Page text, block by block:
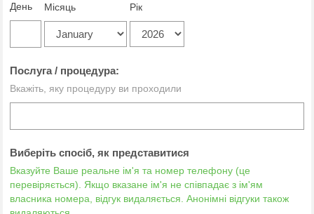
День Місяць Рік
Послуга / процедура:
Вкажіть, яку процедуру ви проходили
Виберіть спосіб, як представитися
Вказуйте Ваше реальне ім'я та номер телефону (це
перевіряється). Якщо вказане ім'я не співпадає з ім'ям
власника номера, відгук видаляється. Анонімні відгуки також